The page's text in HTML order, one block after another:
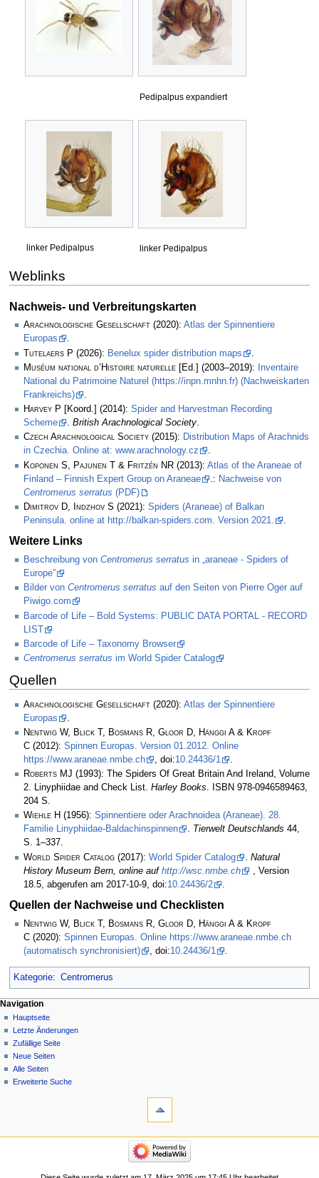
Pedipalpus expandiert
linker Pedipalpus linker Pedipalpus
Weblinks
Nachweis- und Verbreitungskarten
Arachnologische Gesellschaft (2020): Atlas der Spinnentiere
Europas
.
Tutelaers P (2026): Benelux spider distribution maps
Muséum national d’Histoire naturelle [Ed.] (2003–2019):
Inventaire
National du Patrimoine Naturel (https://inpn.mnhn.fr) (Nachweiskarten
Frankreichs)
.
Harvey P [Koord.] (2014): Spider and Harvestman Recording
Scheme
. British Arachnological Society.
Czech Arachnological Society (2015): Distribution Maps of Arachnids
in Czechia. Online at: www.arachnology.cz
.
Koponen S, Pajunen T & Fritzén NR (2013): Atlas of the Araneae of
Finland – Finnish Expert Group on Araneae
.: Nachweise von
Centromerus serratus (PDF)
Dimitrov D, Indzhov S (2021): Spiders (Araneae) of Balkan
Peninsula. online at http://balkan-spiders.com. Version 2021.
.
Weitere Links
Beschreibung von Centromerus serratus in „araneae - Spiders of
Europe”
Bilder von Centromerus serratus auf den Seiten von Pierre Oger auf
Piwigo.com
Barcode of Life – Bold Systems: PUBLIC DATA PORTAL - RECORD
LIST
Barcode of Life – Taxonomy Browser
Centromerus serratus im World Spider Catalog
Quellen
Arachnologische Gesellschaft (2020): Atlas der Spinnentiere
Europas
Nentwig W, Blick T, Bosmans R, Gloor D, Hänggi A & Kropf
C (2012): Spinnen Europas. Version 01.2012. Online
https://www.araneae.nmbe.ch
, doi:10.24436/1
Roberts MJ (1993): The Spiders Of Great Britain And Ireland, Volume
2. Linyphiidae and Check List. Harley Books. ISBN 978-0946589463,
204 S.
Wiehle H (1956): Spinnentiere oder Arachnoidea (Araneae). 28.
Familie Linyphiidae-Baldachinspinnen
. Tierwelt Deutschlands 44,
S. 1–337.
World Spider Catalog (2017): World Spider Catalog
Natural
History Museum Bern, online auf http://wsc.nmbe.ch
, Version
18.5, abgerufen am 2017-10-9, doi:10.24436/2
Quellen der Nachweise und Checklisten
Nentwig W, Blick T, Bosmans R, Gloor D, Hänggi A & Kropf
C (2020): Spinnen Europas. Online https://www.araneae.nmbe.ch
(automatisch synchronisiert)
, doi:10.24436/1
Kategorie: Centromerus
Navigation
Hauptseite
Letzte Änderungen
Zufällige Seite
Neue Seiten
Alle Seiten
Erweiterte Suche